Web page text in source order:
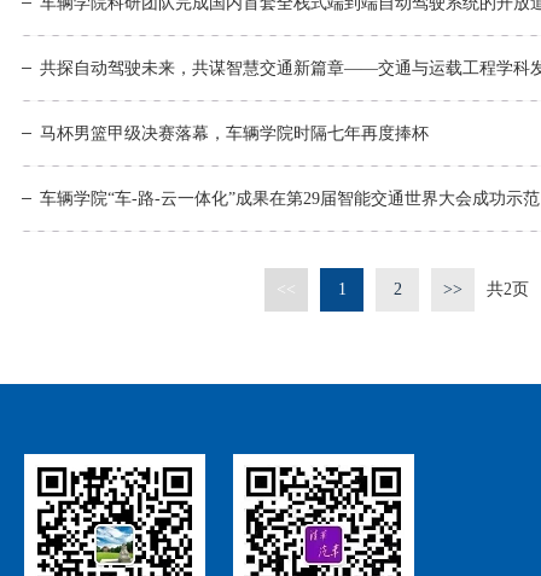
爱心捐赠
联系方式
马杯男篮甲级决赛落幕，车辆学院时隔七年再度捧杯
车辆学院“车-路-云一体化”成果在第29届智能交通世界大会成功示范
<< 1 2 >> 共2页